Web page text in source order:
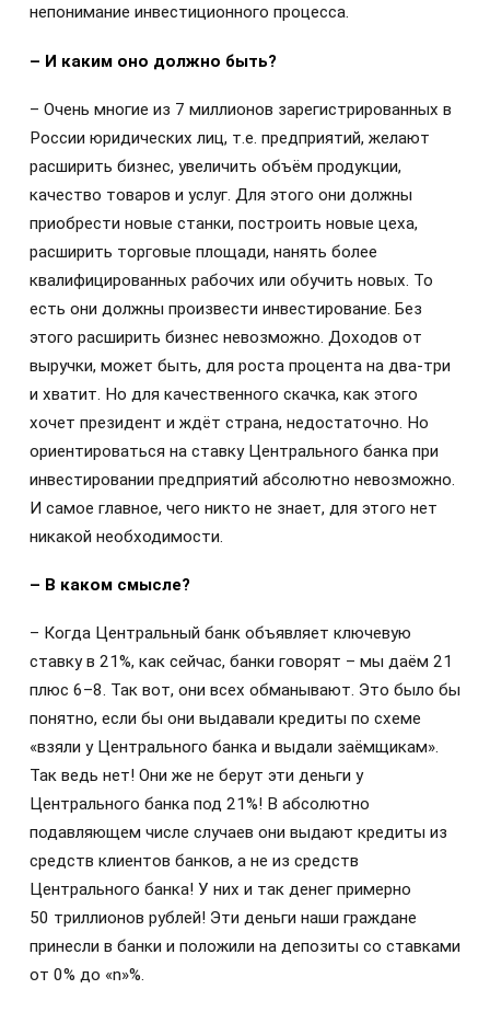
непонимание инвестиционного процесса.
– И каким оно должно быть?
– Очень многие из 7 миллионов зарегистрированных в
России юридических лиц, т.е. предприятий, желают
расширить бизнес, увеличить объём продукции,
качество товаров и услуг. Для этого они должны
приобрести новые станки, построить новые цеха,
расширить торговые площади, нанять более
квалифицированных рабочих или обучить новых. То
есть они должны произвести инвестирование. Без
этого расширить бизнес невозможно. Доходов от
выручки, может быть, для роста процента на два-три
и хватит. Но для качественного скачка, как этого
хочет президент и ждёт страна, недостаточно. Но
ориентироваться на ставку Центрального банка при
инвестировании предприятий абсолютно невозможно.
И самое главное, чего никто не знает, для этого нет
никакой необходимости.
– В каком смысле?
– Когда Центральный банк объявляет ключевую
ставку в 21%, как сейчас, банки говорят – мы даём 21
плюс 6–8. Так вот, они всех обманывают. Это было бы
понятно, если бы они выдавали кредиты по схеме
«взяли у Центрального банка и выдали заёмщикам».
Так ведь нет! Они же не берут эти деньги у
Центрального банка под 21%! В абсолютно
подавляющем числе случаев они выдают кредиты из
средств клиентов банков, а не из средств
Центрального банка! У них и так денег примерно
50 триллионов рублей! Эти деньги наши граждане
принесли в банки и положили на депозиты со ставками
от 0% до «n»%.